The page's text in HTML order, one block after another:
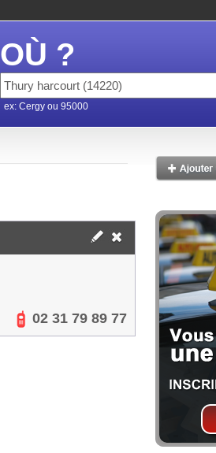
OÙ ?
ex: Cergy ou 95000
02 31 79 89 77